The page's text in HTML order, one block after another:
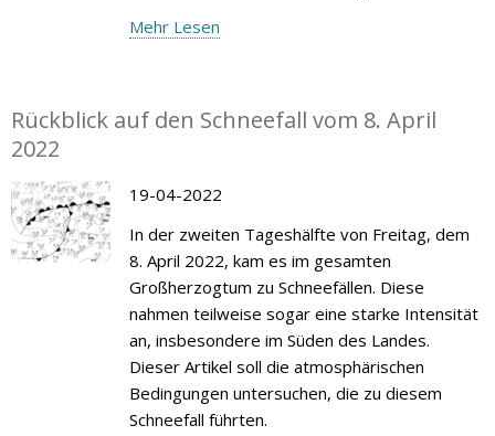
Mehr Lesen
Rückblick auf den Schneefall vom 8. April
2022
19-04-2022
In der zweiten Tageshälfte von Freitag, dem
8. April 2022, kam es im gesamten
Großherzogtum zu Schneefällen. Diese
nahmen teilweise sogar eine starke Intensität
an, insbesondere im Süden des Landes.
Dieser Artikel soll die atmosphärischen
Bedingungen untersuchen, die zu diesem
Schneefall führten.